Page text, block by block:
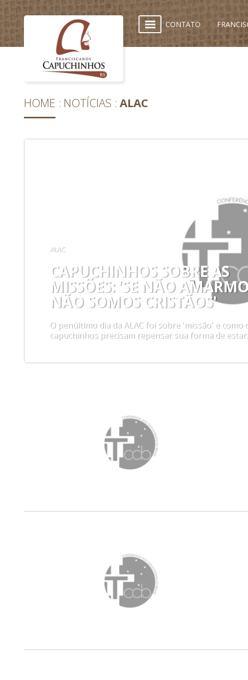
CONTATO
HOME NOTÍCIAS ALAC
ALAC
CAPUCHINHOS SOBRE AS
MISSÕES: 'SE NÃO
NÃO SOMOS CRISTÃOS'
O penúltimo dia da ALAC foi sobre 'missão' e como
capuchinhos precisam repensar sua forma de